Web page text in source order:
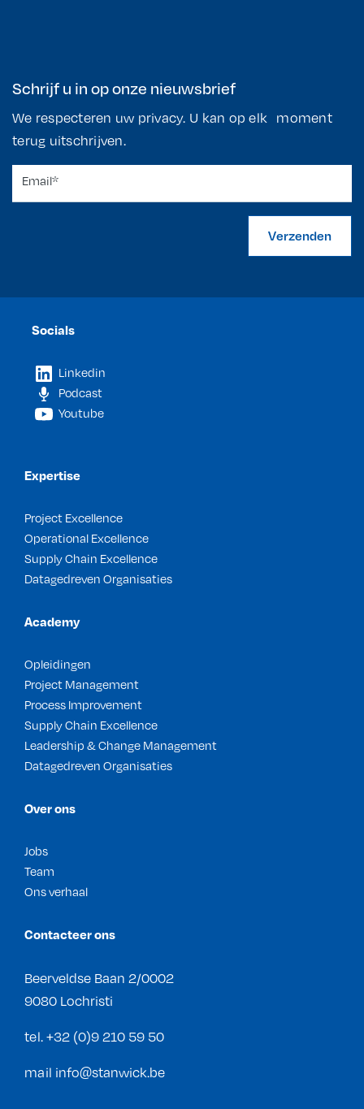
Schrijf u in op onze nieuwsbrief
We respecteren uw privacy. U kan op elk moment
terug uitschrijven.
Verzenden
Socials
Linkedin
Podcast
Youtube
Expertise
Project Excellence
Operational Excellence
Supply Chain Excellence
Datagedreven Organisaties
Academy
Opleidingen
Project Management
Process Improvement
Supply Chain Excellence
Leadership & Change Management
Datagedreven Organisaties
Over ons
Jobs
Team
Ons verhaal
Contacteer ons
Beerveldse Baan 2/0002
9080 Lochristi
tel.+32 (0)9 210 59 50
mail info@stanwick.be